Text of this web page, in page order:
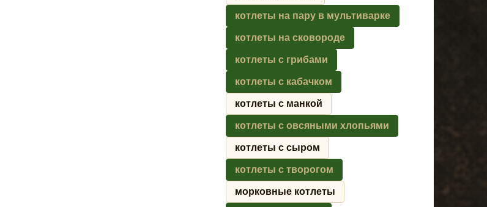
котлеты на пару в мультиварке
котлеты на сковороде
котлеты с грибами
котлеты с кабачком
котлеты с манкой
котлеты с овсяными хлопьями
котлеты с сыром
котлеты с творогом
морковные котлеты